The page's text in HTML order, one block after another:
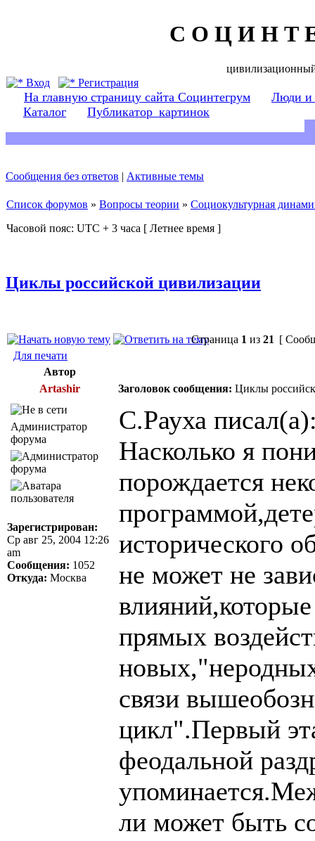
С О Ц И Н Т
Вход
Регистрация
На главную страницу сайта Социнтегрум
Люди и
Каталог
Публикатор_картинок
Сообщения без ответов | Активные темы
Список форумов » Вопросы теории » Социокультурная
Часовой пояс: UTC + 3 часа [ Летнее время ]
Циклы российской цивилизации
Страница 1 из 21 [
Для печати
Автор
Artashir
Заголовок сообщения: Циклы
Администратор
форума
Зарегистрирован:
Ср авг 25, 2004 12:26
am
Сообщения: 1052
Откуда: Москва
С.Рауха
Насколько я
порождается
исторического
не может не
прямых
связи
цикл".Первый
феодальной
ли может быть